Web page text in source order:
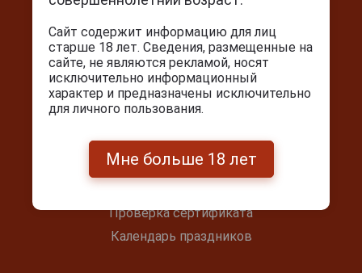
+7(495) 644-59-95
info@cigarpro.ru
Покупателям
Покупка и оплата
Блог
Подарочный сертификат
Проверка сертификата
Календарь праздников
Сайт содержит информацию для лиц
старше 18 лет. Сведения, размещенные на
сайте, не являются рекламой, носят
исключительно информационный
характер и предназначены исключительно
для личного пользования.
Мне больше 18 лет